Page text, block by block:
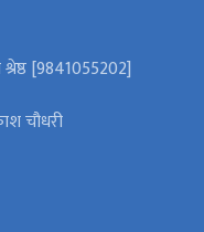
श्रेष्ठ [9841055202]
चौधरी